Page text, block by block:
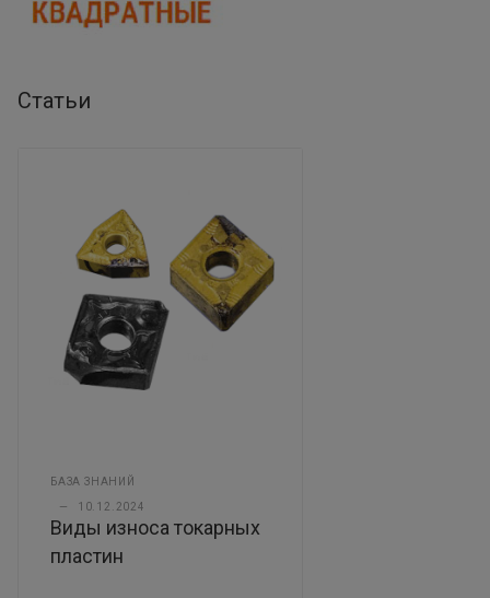
Статьи
БАЗА ЗНАНИЙ
— 10.12.2024
Виды износа токарных
пластин